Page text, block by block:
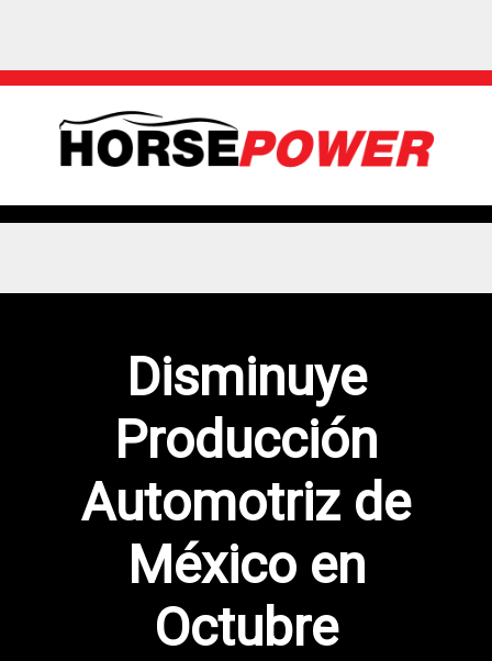
Disminuye
Producción
Automotriz de
México en
Octubre